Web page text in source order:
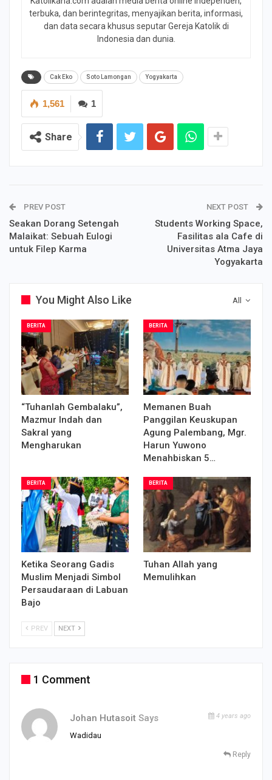
terbuka, dan berintegritas, menyajikan berita, informasi,
dan data secara khusus seputar Gereja Katolik di
Indonesia dan dunia.
Cak Eko Soto Lamongan Yogyakarta
1
1,561
Share
PREV POST
Seakan Dorang Setengah
Malaikat: Sebuah Eulogi
untuk Filep Karma
NEXT POST
Students Working Space,
Fasilitas ala Cafe di
Universitas Atma Jaya
Yogyakarta
All
You Might Also Like
BERITA
“Tuhanlah Gembalaku”,
Mazmur Indah dan
Sakral yang
Mengharukan
BERITA
Memanen Buah
Panggilan Keuskupan
Agung Palembang, Mgr.
Harun Yuwono
Menahbiskan 5…
BERITA
Ketika Seorang Gadis
Muslim Menjadi Simbol
Persaudaraan di Labuan
Bajo
BERITA
Tuhan Allah yang
Memulihkan
PREV NEXT
1 Comment
Johan Hutasoit Says 4 years ago
Wadidau
Reply